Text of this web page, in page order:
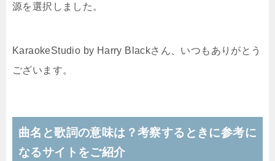
源を選択しました。
KaraokeStudio by Harry Blackさん、いつもありがとう
ございます。
曲名と歌詞の意味は？考察するときに参考に
なるサイトをご紹介